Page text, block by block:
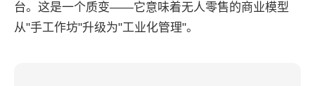
台。这是一个质变——它意味着无人零售的商业模型
从"手工作坊"升级为"工业化管理"。